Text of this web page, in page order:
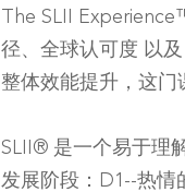
The SLII
径、全球认可度 以
整体效能提升，这门
SLII® 是一个易于理
发展阶段：D1--热情